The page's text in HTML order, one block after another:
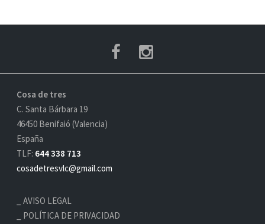
Cosa de tres
C. Santa Bárbara 19
46450 Benifaió (Valencia)
España
TLF: 644 338 713
cosadetresvlc@gmail.com
AVISO LEGAL
POLÍTICA DE PRIVACIDAD